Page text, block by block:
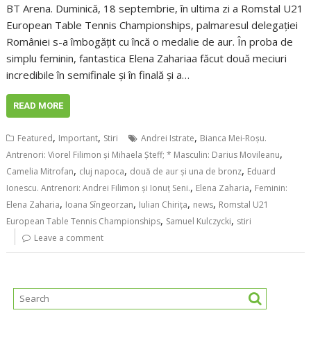
BT Arena. Duminică, 18 septembrie, în ultima zi a Romstal U21
European Table Tennis Championships, palmaresul delegației
României s-a îmbogățit cu încă o medalie de aur. În proba de
simplu feminin, fantastica Elena Zahariaa făcut două meciuri
incredibile în semifinale și în finală și a…
READ MORE
Featured, Important, Stiri Andrei Istrate, Bianca Mei-Roșu.
Antrenori: Viorel Filimon și Mihaela Șteff; * Masculin: Darius Movileanu,
Camelia Mitrofan, cluj napoca, două de aur și una de bronz, Eduard
Ionescu. Antrenori: Andrei Filimon și Ionuț Seni., Elena Zaharia, Feminin:
Elena Zaharia, Ioana Sîngeorzan, Iulian Chirița, news, Romstal U21
European Table Tennis Championships, Samuel Kulczycki, stiri
Leave a comment